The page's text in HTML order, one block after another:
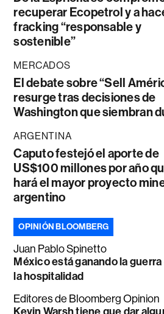
recuperar Ecopetrol y a
fracking “responsable y
sostenible”
MERCADOS
El debate sobre “Sell
resurge tras decisiones de
Washington que siembran
ARGENTINA
Caputo festejó el aporte de
US$100 millones por año
hará el mayor proyecto
argentino
OPINIÓN BLOOMBERG
Juan Pablo Spinetto
México está ganando la
la hospitalidad
Editores de Bloomberg Opinion